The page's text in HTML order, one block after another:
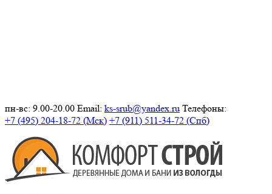
пн-вс: 9.00-20.00 Email: ks-srub@yandex.ru Телефоны:
+7 (495) 204-18-72 (Мск) +7 (911) 511-34-72 (Спб)